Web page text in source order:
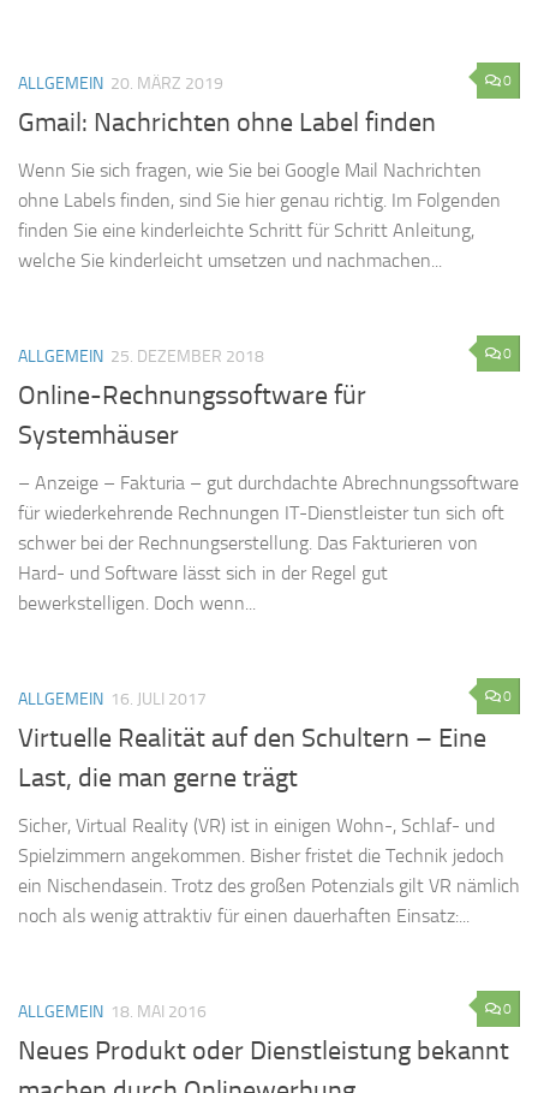
0
ALLGEMEIN 20. MÄRZ 2019
Gmail: Nachrichten ohne Label finden
Wenn Sie sich fragen, wie Sie bei Google Mail Nachrichten
ohne Labels finden, sind Sie hier genau richtig. Im Folgenden
finden Sie eine kinderleichte Schritt für Schritt Anleitung,
welche Sie kinderleicht umsetzen und nachmachen...
0
ALLGEMEIN 25. DEZEMBER 2018
Online-Rechnungssoftware für
Systemhäuser
– Anzeige – Fakturia – gut durchdachte Abrechnungssoftware
für wiederkehrende Rechnungen IT-Dienstleister tun sich oft
schwer bei der Rechnungserstellung. Das Fakturieren von
Hard- und Software lässt sich in der Regel gut
bewerkstelligen. Doch wenn...
0
ALLGEMEIN 16. JULI 2017
Virtuelle Realität auf den Schultern – Eine
Last, die man gerne trägt
Sicher, Virtual Reality (VR) ist in einigen Wohn-, Schlaf- und
Spielzimmern angekommen. Bisher fristet die Technik jedoch
ein Nischendasein. Trotz des großen Potenzials gilt VR nämlich
noch als wenig attraktiv für einen dauerhaften Einsatz:...
0
ALLGEMEIN 18. MAI 2016
Neues Produkt oder Dienstleistung bekannt